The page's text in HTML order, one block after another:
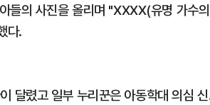
들의 사진을 올리며 "XXXX(유명 가수
다.
달렸고 일부 누리꾼은 아동학대 의심